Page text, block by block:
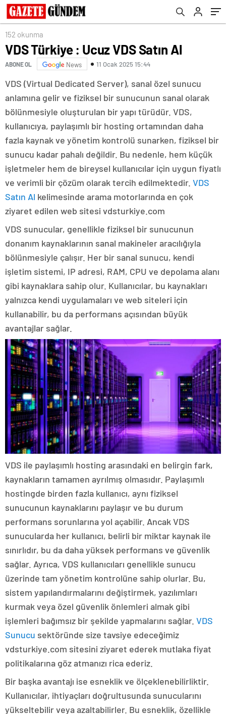
152 okunma
VDS Türkiye : Ucuz VDS Satın Al
ABONE OL News 11 Ocak 2025 15:44
VDS (Virtual Dedicated Server), sanal özel sunucu
anlamına gelir ve fiziksel bir sunucunun sanal olarak
bölünmesiyle oluşturulan bir yapı türüdür. VDS,
kullanıcıya, paylaşımlı bir hosting ortamından daha
fazla kaynak ve yönetim kontrolü sunarken, fiziksel bir
sunucu kadar pahalı değildir. Bu nedenle, hem küçük
işletmeler hem de bireysel kullanıcılar için uygun fiyatlı
ve verimli bir çözüm olarak tercih edilmektedir. VDS
Satın Al kelimesinde arama motorlarında en çok
ziyaret edilen web sitesi vdsturkiye.com
VDS sunucular, genellikle fiziksel bir sunucunun
donanım kaynaklarının sanal makineler aracılığıyla
bölünmesiyle çalışır. Her bir sanal sunucu, kendi
işletim sistemi, IP adresi, RAM, CPU ve depolama alanı
gibi kaynaklara sahip olur. Kullanıcılar, bu kaynakları
yalnızca kendi uygulamaları ve web siteleri için
kullanabilir, bu da performans açısından büyük
avantajlar sağlar.
VDS ile paylaşımlı hosting arasındaki en belirgin fark,
kaynakların tamamen ayrılmış olmasıdır. Paylaşımlı
hostingde birden fazla kullanıcı, aynı fiziksel
sunucunun kaynaklarını paylaşır ve bu durum
performans sorunlarına yol açabilir. Ancak VDS
sunucularda her kullanıcı, belirli bir miktar kaynak ile
sınırlıdır, bu da daha yüksek performans ve güvenlik
sağlar. Ayrıca, VDS kullanıcıları genellikle sunucu
üzerinde tam yönetim kontrolüne sahip olurlar. Bu,
sistem yapılandırmalarını değiştirmek, yazılımları
kurmak veya özel güvenlik önlemleri almak gibi
işlemleri bağımsız bir şekilde yapmalarını sağlar. VDS
Sunucu sektöründe size tavsiye edeceğimiz
vdsturkiye.com sitesini ziyaret ederek mutlaka fiyat
politikalarına göz atmanızı rica ederiz.
Bir başka avantajı ise esneklik ve ölçeklenebilirliktir.
Kullanıcılar, ihtiyaçları doğrultusunda sunucularını
yükseltebilir veya azaltabilirler. Bu esneklik, özellikle